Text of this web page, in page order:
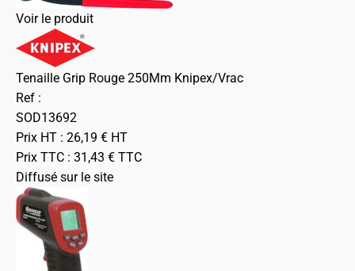
Voir le produit
Tenaille Grip Rouge 250Mm Knipex/Vrac
Ref :
SOD13692
Prix HT : 26,19 € HT
Prix TTC : 31,43 € TTC
Diffusé sur le site